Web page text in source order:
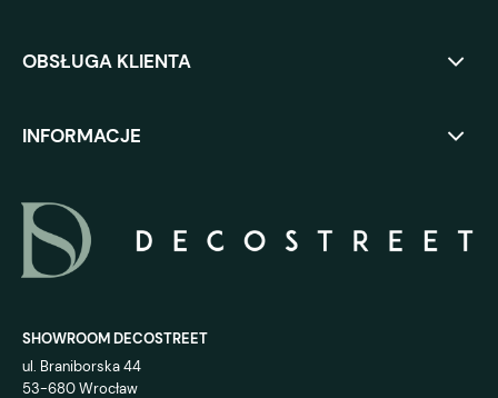
OBSŁUGA KLIENTA
INFORMACJE
SHOWROOM DECOSTREET
ul. Braniborska 44
53-680 Wrocław